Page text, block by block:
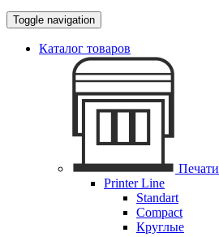
Toggle navigation
Каталог товаров
Печати
Printer Line
Standart
Compact
Круглые